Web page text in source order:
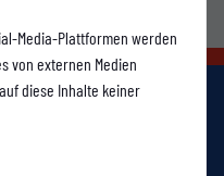
Media-Plattformen werden
von externen Medien
diese Inhalte keiner